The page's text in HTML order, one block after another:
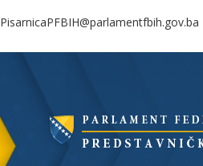
PisarnicaPFBIH@parlamentfbih.gov.ba